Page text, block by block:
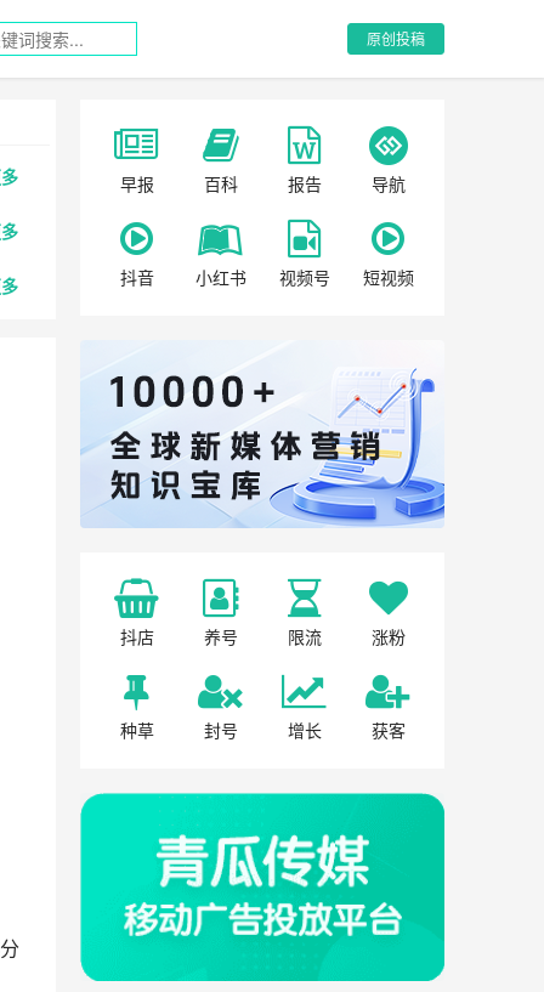
原创投稿
早报 百科 报告 导航
抖音 小红书 视频号 短视频
抖店 养号 限流 涨粉
种草 封号 增长 获客